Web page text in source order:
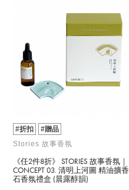
#折扣
#贈品
Stories 故事香氛
《任2件8折》 STORIES 故事香氛｜
CONCEPT 03. 清明上河圖 精油擴香
石香氛禮盒 (晨露醇韻)